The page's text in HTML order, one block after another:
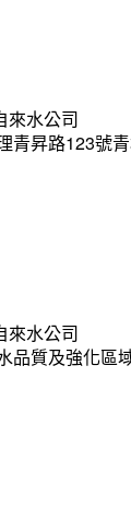
來水公司
青昇路123號
來水公司
品質及強化區